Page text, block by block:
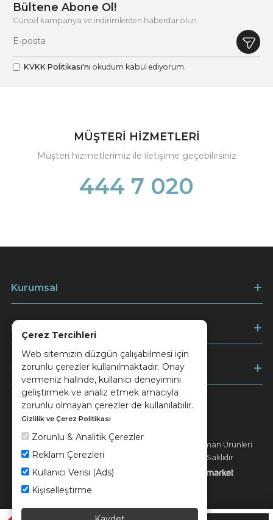
Çerez Tercihleri
Web sitemizin düzgün çalışabilmesi için
zorunlu çerezler kullanılmaktadır. Onay
vermeniz halinde, kullanıcı deneyimini
geliştirmek ve analiz etmek amacıyla
zorunlu olmayan çerezler de kullanılabilir.
Gizlilik ve Çerez Politikası
Zorunlu & Analitik Çerezler
Reklam Çerezleri
Kullanıcı Verisi (Ads)
Kişiselleştirme
Bültene Abone Ol!
Güncel kampanya ve indirimlerden haberdar olun.
KVKK Politikası'nı okudum kabul ediyorum.
MÜŞTERİ HİZMETLERİ
Müşteri hizmetlerimiz ile iletişime geçebilirsiniz
444 7 020
Kurumsal
Müşteri Hizmetleri
Ödeme
Keramika Kvkk ve Çerez Politikası
© 2026 Ünsa Madencilik Turizm Enerji Seramik Orman Ürünleri
Elektrik Üretim San. ve Tic. A.Ş. - Tüm Hakları Saklıdır